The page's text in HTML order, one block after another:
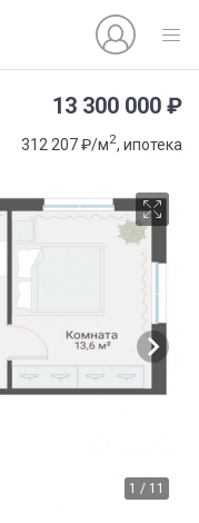
13 300 000 ₽
312 207 ₽/м2, ипотека
1 / 11